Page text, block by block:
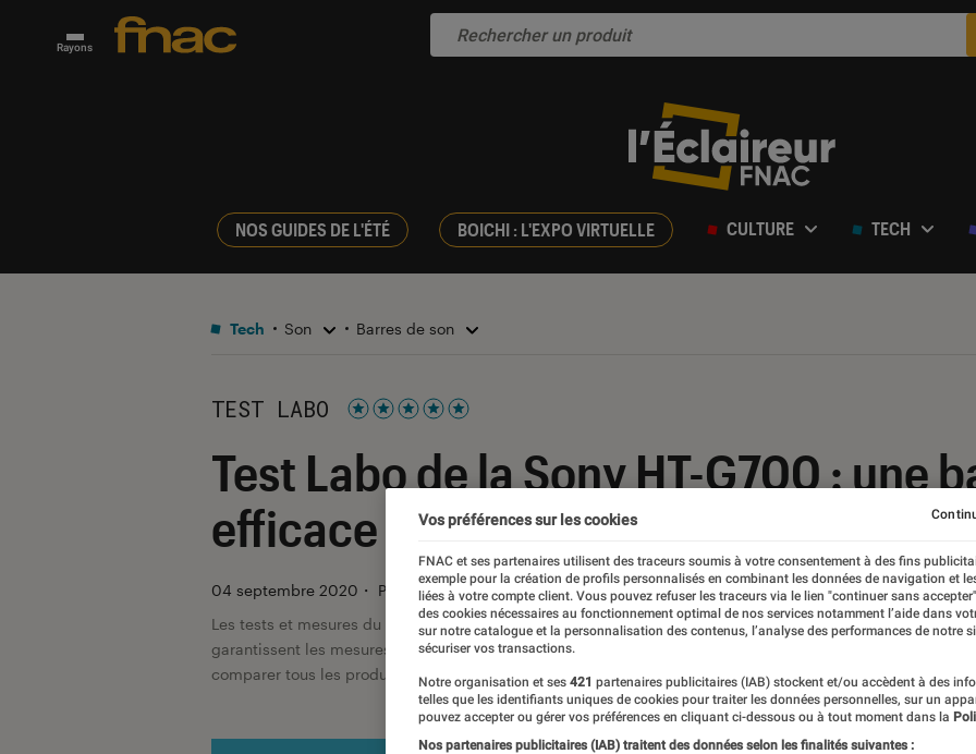
Rayons
NOS GUIDES DE L'ÉTÉ BOICHI : L'EXPO VIRTUELLE CULTURE TECH
Tech Son Barres de son
TEST LABO
Test Labo de la Sony HT-G700 : une
efficace
04 septembre 2020 ・ Par
Régis Bertrand
Les tests et mesures du Labo Fnac sont réalisés en toute indépendance du commerce ou des fabricants
garantissent les mesures grâce à leur expertise, et aux équipements de mesures les plus précis. Pour en
comparer tous les produits, visitez notre
comparateur
Vos préférences sur les cookies
FNAC et ses partenaires utilisent des traceurs soumis à votre consentement à des fins
exemple pour la création de profils personnalisés en combinant les données de navigation et
liées à votre compte client. Vous pouvez refuser les traceurs via le lien "continuer sans
des cookies nécessaires au fonctionnement optimal de nos services notamment l’aide dans
sur notre catalogue et la personnalisation des contenus, l’analyse des performances de notre
sécuriser vos transactions.
Notre organisation et ses 421 partenaires publicitaires (IAB) stockent et/ou accèdent à des
telles que les identifiants uniques de cookies pour traiter les données personnelles, sur un
pouvez accepter ou gérer vos préférences en cliquant ci-dessous ou à tout moment dans la
Nos partenaires publicitaires (IAB) traitent des données selon les finalités suivantes :